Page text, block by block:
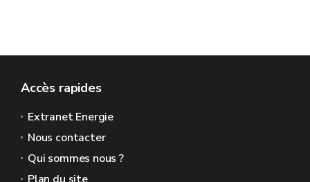
Accès rapides
Extranet Energie
Nous contacter
Qui sommes nous ?